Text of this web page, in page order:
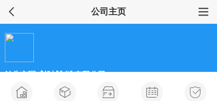
公司主页
泊头市冠威机械制造有限公司
普通会员